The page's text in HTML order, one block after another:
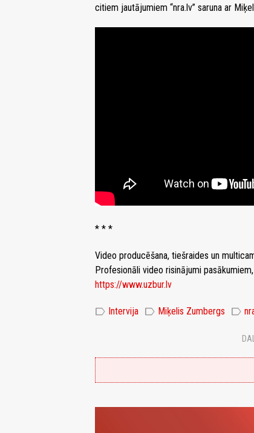
citiem jautājumiem “nra.lv” saruna ar
* * *
Video producēšana, tiešraides un
Profesionāli video risinājumi
https://www.uzbur.lv
label Intervija label Miķelis Zumbergs label